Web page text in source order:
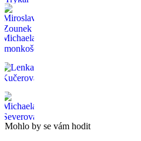
Mohlo by se vám hodit